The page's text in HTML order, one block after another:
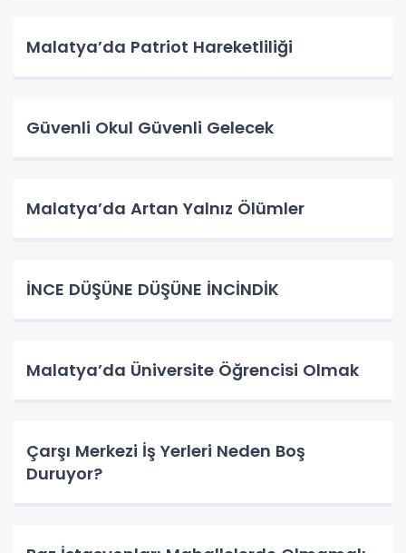
Malatya’da Patriot Hareketliliği
Güvenli Okul Güvenli Gelecek
Malatya’da Artan Yalnız Ölümler
İNCE DÜŞÜNE DÜŞÜNE İNCİNDİK
Malatya’da Üniversite Öğrencisi Olmak
Çarşı Merkezi İş Yerleri Neden Boş
Duruyor?